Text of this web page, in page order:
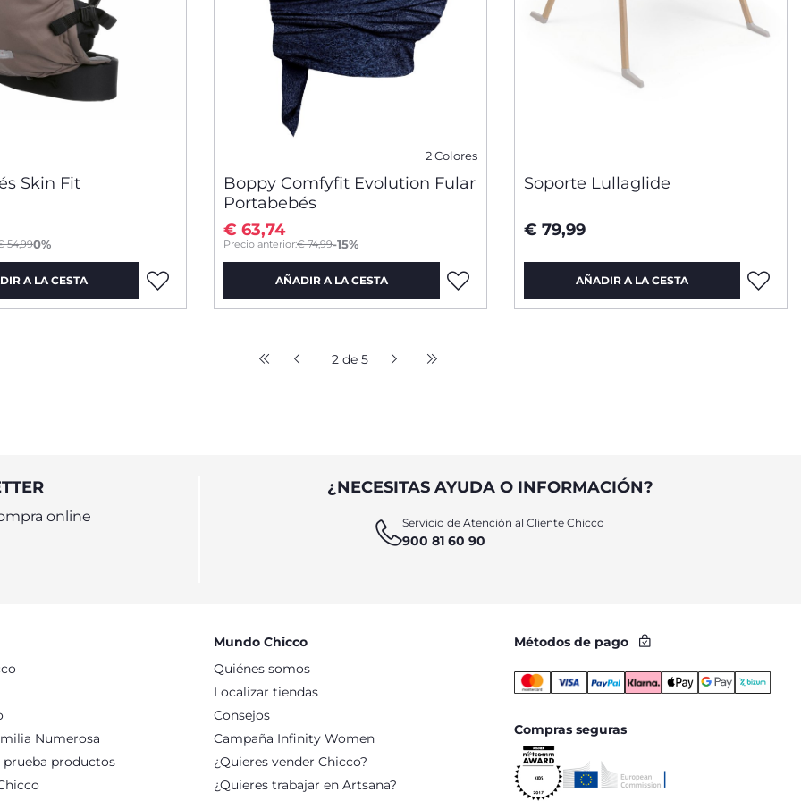
Skin Fit
54,990%
A LA CESTA
2 Colores
Boppy Comfyfit Evolution Fular
Portabebés
Precio anterior:€ 74,99-15%
to
€ 63,74
AÑADIR A LA CESTA
Soporte Lullaglide
€ 79,99
AÑADIR A LA CESTA
2 de 5
online
¿NECESITAS AYUDA O INFORMACIÓN?
Servicio de Atención al Cliente Chicco
900 81 60 90
Numerosa
prueba productos
Mundo Chicco
Quiénes somos
Localizar tiendas
Consejos
Campaña Infinity Women
¿Quieres vender Chicco?
¿Quieres trabajar en Artsana?
Métodos de pago
Compras seguras